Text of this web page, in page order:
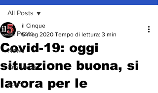
All Posts
News
Cronache
Sport
All Posts
Covid-19: oggi
situazione buona, si
lavora per le
il Cinque
5 mag 2020 Tempo di lettura: 3 min